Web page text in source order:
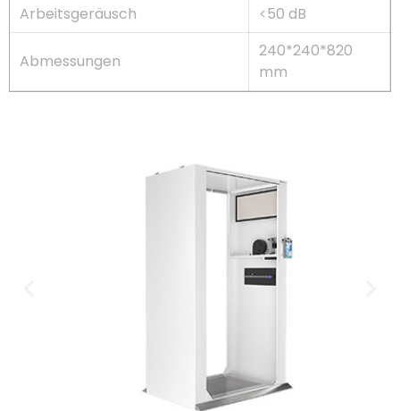
Arbeitsgeräusch
<50 dB
Abmessungen
240*240*820
mm